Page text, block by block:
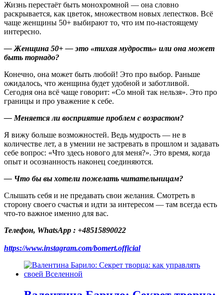
Жизнь перестаёт быть монохромной — она словно
раскрывается, как цветок, множеством новых лепестков. Всё
чаще женщины 50+ выбирают то, что им по-настоящему
интересно.
— Женщина 50+ — это «тихая мудрость» или онаможет
быть торнадо?
Конечно, она может быть любой! Это про выбор. Раньше
ожидалось, что женщина будет удобной и заботливой.
Сегодня она всё чаще говорит: «Со мной так нельзя». Это про
границы и про уважение к себе.
— Меняется ли восприятие проблем с возрастом?
Я вижу больше возможностей. Ведь мудрость — не в
количестве лет, а в умении не застревать в прошлом и задавать
себе вопрос: «Что здесь нового для меня?». Это время, когда
опыт и осознанность наконец соединяются.
— Что бы вы хотели пожелать читательницам?
Слышать себя и не предавать свои желания. Смотреть в
сторону своего счастья и идти за интересом — там всегда есть
что-то важное именно для вас.
Телефон, WhatsApp : +48515890022
https://www.instagram.com/bomert.official